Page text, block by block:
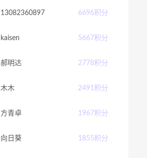
13082360897 6696积分
kaisen 5667积分
郝明达 2778积分
木木 2491 积分
方青卓 1967积分
向日葵 1855积分